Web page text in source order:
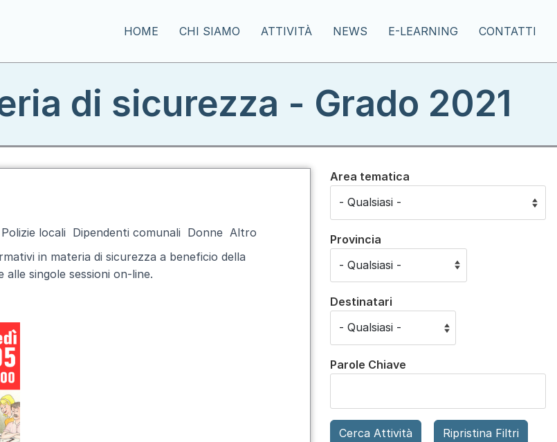
HOME CHI SIAMO ATTIVITÀ NEWS E-LEARNING CONTATTI
di sicurezza - Grado 2021
Polizie locali Dipendenti comunali Donne Altro
in materia di sicurezza a beneficio della
singole sessioni on-line.
Area tematica
Provincia
Destinatari
Parole Chiave